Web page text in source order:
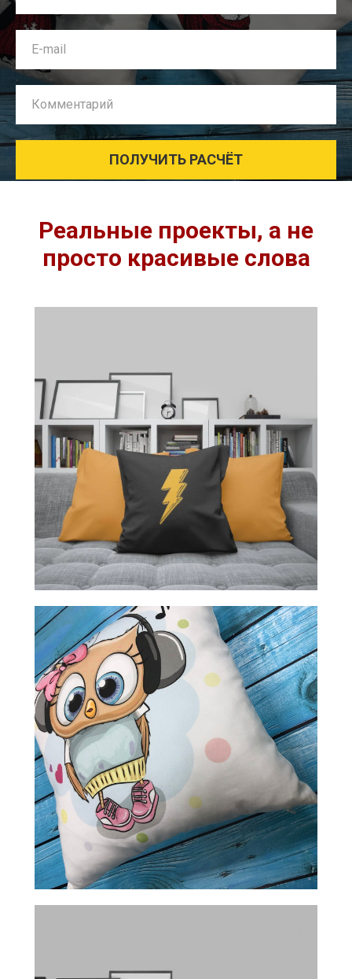
E-mail
Комментарий
ПОЛУЧИТЬ РАСЧЁТ
Реальные проекты, а не
просто красивые слова